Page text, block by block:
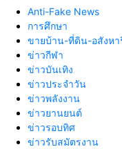
Anti-Fake News
การศึกษา
ขายบ้าน-ที่ดิน-อสังหา
ข่าวกีฬา
ข่าวบันเทิง
ข่าวประจำวัน
ข่าวพลังงาน
ข่าวยานยนต์
ข่าวรอบทิศ
ข่าวรับสมัตรงาน